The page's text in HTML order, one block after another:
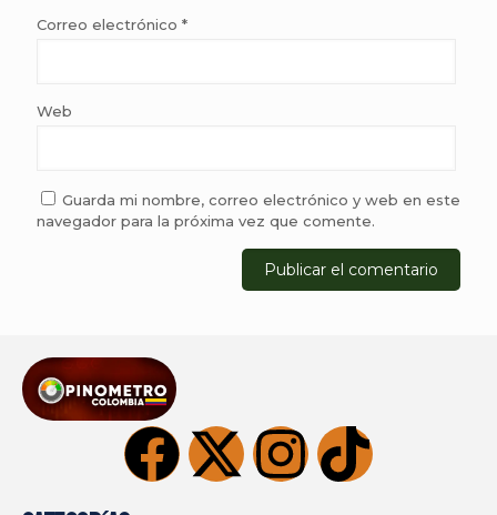
Correo electrónico *
Web
Guarda mi nombre, correo electrónico y web en este
navegador para la próxima vez que comente.